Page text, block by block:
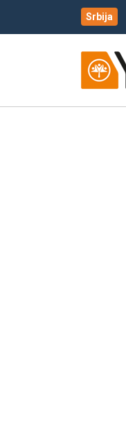
Srbija